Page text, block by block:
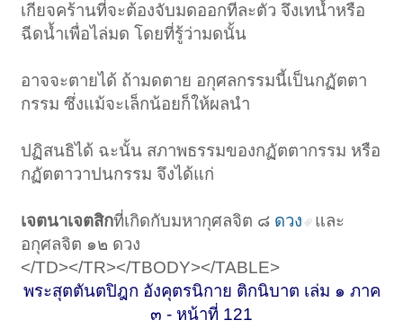
เกียจคร้านที่จะต้องจับมดออกทีละตัว จึงเทน้ำหรือ
ฉีดน้ำเพื่อไล่มด โดยที่รู้ว่ามดนั้น
อาจจะตายได้ ถ้ามดตาย อกุศลกรรมนี้เป็นกฏัตตา
กรรม ซึ่งแม้จะเล็กน้อยก็ให้ผลนำ
ปฏิสนธิได้ ฉะนั้น สภาพธรรมของกฏัตตากรรม หรือ
กฏัตตาวาปนกรรม จึงได้แก่
เจตนาเจตสิกที่เกิดกับมหากุศลจิต ๘ ดวง
และ
อกุศลจิต ๑๒ ดวง
</TD></TR></TBODY></TABLE>
พระสุตตันตปิฎก อังคุตรนิกาย ติกนิบาต เล่ม ๑ ภาค
๓ - หน้าที่ 121